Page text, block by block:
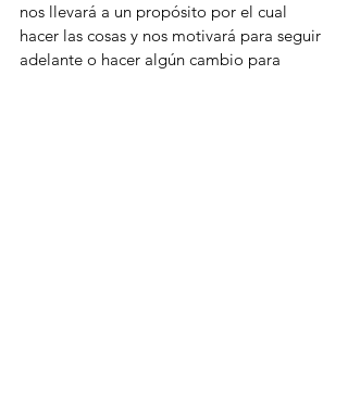
nos llevará a un propósito por el cual
hacer las cosas y nos motivará para seguir
adelante o hacer algún cambio para